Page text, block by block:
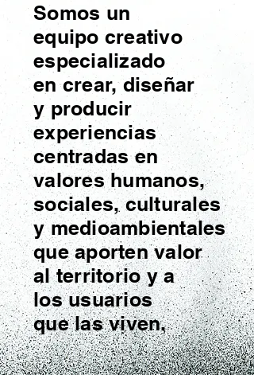
Somos un
equipo creativo
especializado
en crear, diseñar
y producir
experiencias
centradas en
valores humanos,
sociales, culturales
y medioambientales
que aporten valor
al territorio y a
los usuarios
quelas viven.